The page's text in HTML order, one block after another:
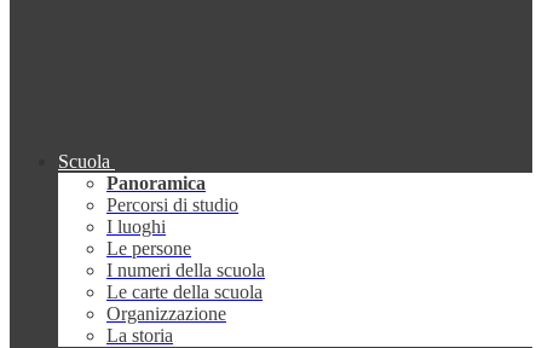
Scuola
Panoramica
Percorsi di studio
I luoghi
Le persone
I numeri della scuola
Le carte della scuola
Organizzazione
La storia